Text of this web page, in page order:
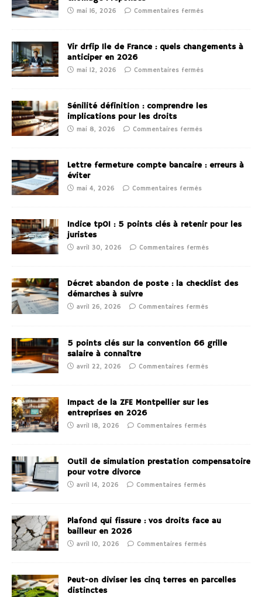
mai 16, 2026 Commentaires fermés
Vir drfip Ile de France : quels changements à
anticiper en 2026
mai 12, 2026 Commentaires fermés
Sénilité définition : comprendre les
implications pour les droits
mai 8, 2026 Commentaires fermés
Lettre fermeture compte bancaire : erreurs à
éviter
mai 4, 2026 Commentaires fermés
Indice tp01 : 5 points clés à retenir pour les
juristes
avril 30, 2026 Commentaires fermés
Décret abandon de poste : la checklist des
démarches à suivre
avril 26, 2026 Commentaires fermés
5 points clés sur la convention 66 grille
salaire à connaître
avril 22, 2026 Commentaires fermés
Impact de la ZFE Montpellier sur les
entreprises en 2026
avril 18, 2026 Commentaires fermés
Outil de simulation prestation compensatoire
pour votre divorce
avril 14, 2026 Commentaires fermés
Plafond qui fissure : vos droits face au
bailleur en 2026
avril 10, 2026 Commentaires fermés
Peut-on diviser les cinq terres en parcelles
distinctes